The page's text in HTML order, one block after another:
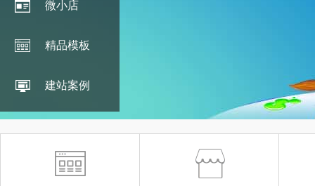
微小店
精品模板
建站案例